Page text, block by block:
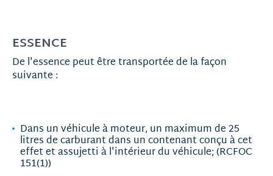
ESSENCE
De l'essence peut être transportée de la façon
suivante :
Dans un véhicule à moteur, un maximum de 25
litres de carburant dans un contenant conçu à cet
effet et assujetti à l'intérieur du véhicule; (RCFOC
151(1))